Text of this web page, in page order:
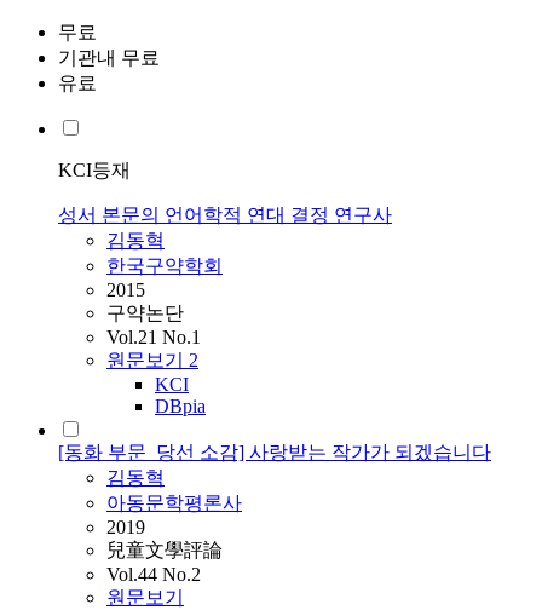
무료
기관내 무료
유료
KCI등재
성서 본문의 언어학적 연대 결정 연구사
김동혁
한국구약학회
2015
구약논단
Vol.21 No.1
원문보기 2
KCI
DBpia
[동화 부문_당선 소감] 사랑받는 작가가 되겠습니다
김동혁
아동문학평론사
2019
兒童文學評論
Vol.44 No.2
원문보기